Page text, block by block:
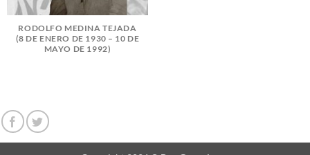
RODOLFO MEDINA TEJADA
(8 DE ENERO DE 1930 – 10 DE
MAYO DE 1992)